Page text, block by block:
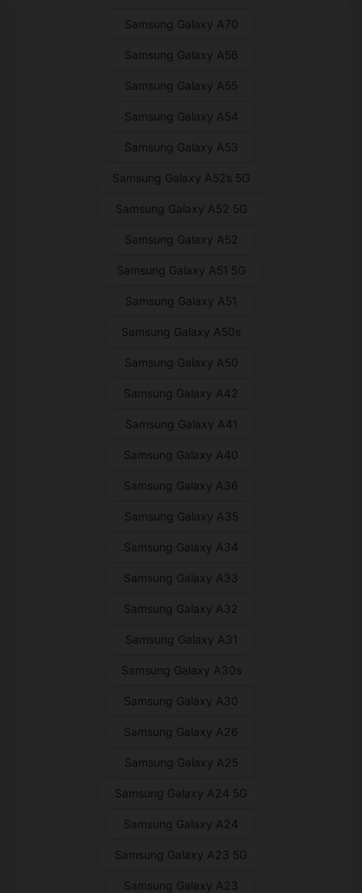
Samsung Galaxy A70
Samsung Galaxy A56
Samsung Galaxy A55
Samsung Galaxy A54
Samsung Galaxy A53
Samsung Galaxy A52s 5G
Samsung Galaxy A52 5G
Samsung Galaxy A52
Samsung Galaxy A51 5G
Samsung Galaxy A51
Samsung Galaxy A50s
Samsung Galaxy A50
Samsung Galaxy A42
Samsung Galaxy A41
Samsung Galaxy A40
Samsung Galaxy A36
Samsung Galaxy A35
Samsung Galaxy A34
Samsung Galaxy A33
Samsung Galaxy A32
Samsung Galaxy A31
Samsung Galaxy A30s
Samsung Galaxy A30
Samsung Galaxy A26
Samsung Galaxy A25
Samsung Galaxy A24 5G
Samsung Galaxy A24
Samsung Galaxy A23 5G
Samsung Galaxy A23